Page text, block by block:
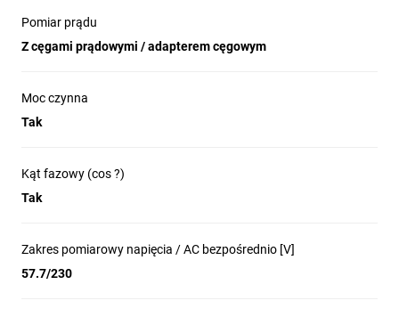
Zastosowanie produktu
Monitorowanie jakości energii w rozdzielniach
Audyty energetyczne i analiza obciążeń instalacji
SCADA poprzez dostępne złącze/interfejs.
Pomiar prądu
Z cęgami prądowymi / adapterem cęgowym
Moc czynna
Tak
Kąt fazowy (cos ?)
Tak
Zakres pomiarowy napięcia / AC bezpośrednio [V]
57.7/230